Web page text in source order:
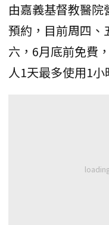
由嘉義基督教醫
預約，目前周四、
六，6月底前免費
人1天最多使用1小